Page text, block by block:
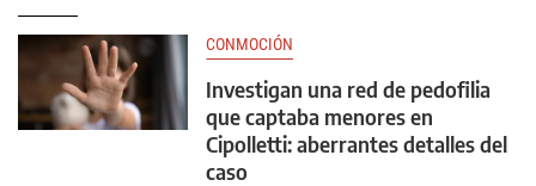
CONMOCIÓN
Investigan una red de pedofilia
que captaba menores en
Cipolletti: aberrantes detalles del
caso